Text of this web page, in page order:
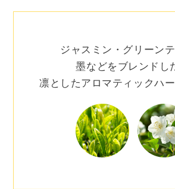
ジャスミン・グリーンテ
墨などをブレンドし
凛としたアロマティックハー